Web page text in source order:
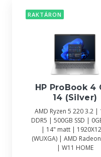
RAKTÁRON
HP ProBook 4
14 (Silver)
AMD Ryzen 5 220 3.2 |
DDR5 | 500GB SSD |
| 14" matt |
(WUXGA) | AMD
| W11 HOME